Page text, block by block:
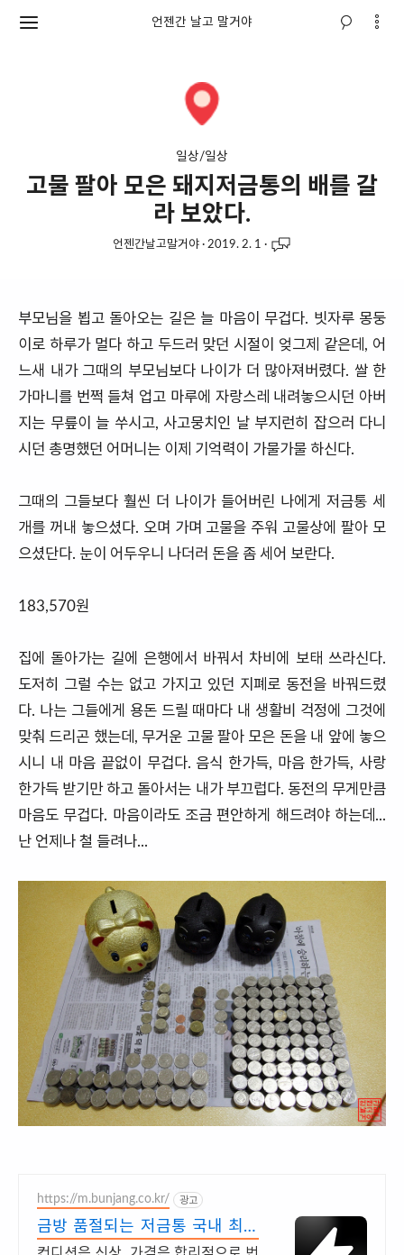
언젠간 날고 말거야
일상/일상
고물 팔아 모은 돼지저금통의 배를 갈
라 보았다.
언젠간날고말거야· 2019. 2. 1 ·
부모님을 뵙고 돌아오는 길은 늘 마음이 무겁다. 빗자루 몽둥
이로 하루가 멀다 하고 두드러 맞던 시절이 엊그제 같은데, 어
느새 내가 그때의 부모님보다 나이가 더 많아져버렸다. 쌀 한
가마니를 번쩍 들쳐 업고 마루에 자랑스레 내려놓으시던 아버
지는 무릎이 늘 쑤시고, 사고뭉치인 날 부지런히 잡으러 다니
시던 총명했던 어머니는 이제 기억력이 가물가물 하신다.
그때의 그들보다 훨씬 더 나이가 들어버린 나에게 저금통 세
개를 꺼내 놓으셨다. 오며 가며 고물을 주워 고물상에 팔아 모
으셨단다. 눈이 어두우니 나더러 돈을 좀 세어 보란다.
183,570원
집에 돌아가는 길에 은행에서 바꿔서 차비에 보태 쓰라신다.
도저히 그럴 수는 없고 가지고 있던 지폐로 동전을 바꿔드렸
다. 나는 그들에게 용돈 드릴 때마다 내 생활비 걱정에 그것에
맞춰 드리곤 했는데, 무거운 고물 팔아 모은 돈을 내 앞에 놓으
시니 내 마음 끝없이 무겁다. 음식 한가득, 마음 한가득, 사랑
한가득 받기만 하고 돌아서는 내가 부끄럽다. 동전의 무게만큼
마음도 무겁다. 마음이라도 조금 편안하게 해드려야 하는데...
난 언제나 철 들려나...
https://m.bunjang.co.kr/ 광고
금방 품절되는 저금통 국내 최대
브랜드 중고거래